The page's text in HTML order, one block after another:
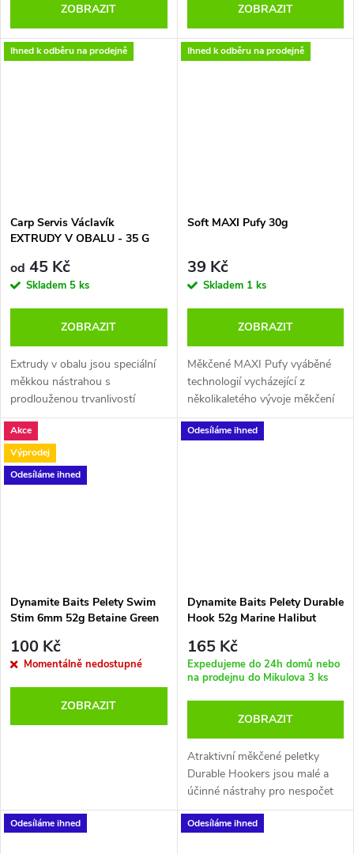
ZOBRAZIT ZOBRAZIT
Ihned k odběru na prodejně
Carp Servis Václavík
EXTRUDY V OBALU - 35 G
od 45 Kč
Skladem 5 ks
ZOBRAZIT
Extrudy v obalu jsou speciální
měkkou nástrahou s
prodlouženou trvanlivostí
nastražení.
Ihned k odběru na prodejně
Soft MAXI Pufy 30g
39 Kč
Skladem 1 ks
ZOBRAZIT
Měkčené MAXI Pufy vyáběné
technologií vycházející z
několikaletého vývoje měkčení
pufy. Balení 30g
Akce
Výprodej
Odesíláme ihned
Dynamite Baits Pelety Swim
Stim 6mm 52g Betaine Green
100 Kč
Momentálně nedostupné
ZOBRAZIT
Odesíláme ihned
Dynamite Baits Pelety Durable
Hook 52g Marine Halibut
165 Kč
Expedujeme do 24h domů nebo
na prodejnu do Mikulova 3 ks
ZOBRAZIT
Atraktivní měkčené peletky
Durable Hookers jsou malé a
účinné nástrahy pro nespočet
rybolovných technik. Jejich
vlastnosti jsou odladěné přesně
Odesíláme ihned Odesíláme ihned